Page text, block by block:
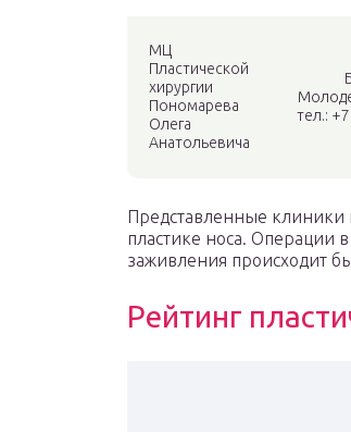
МЦ
Пластической
хирургии
Пономарева
Олега
Анатольевича
тел.:
Представленные клиники
пластике носа. Операции
заживления происходит
Рейтинг